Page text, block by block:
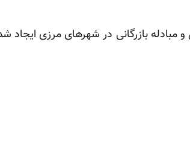
مبادله بازرگانی در شهرهای مرزی ایجاد